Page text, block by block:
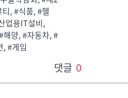
, #식품, #헬
업용IT설비,
양, #자동차, #
, #게임
댓글 0